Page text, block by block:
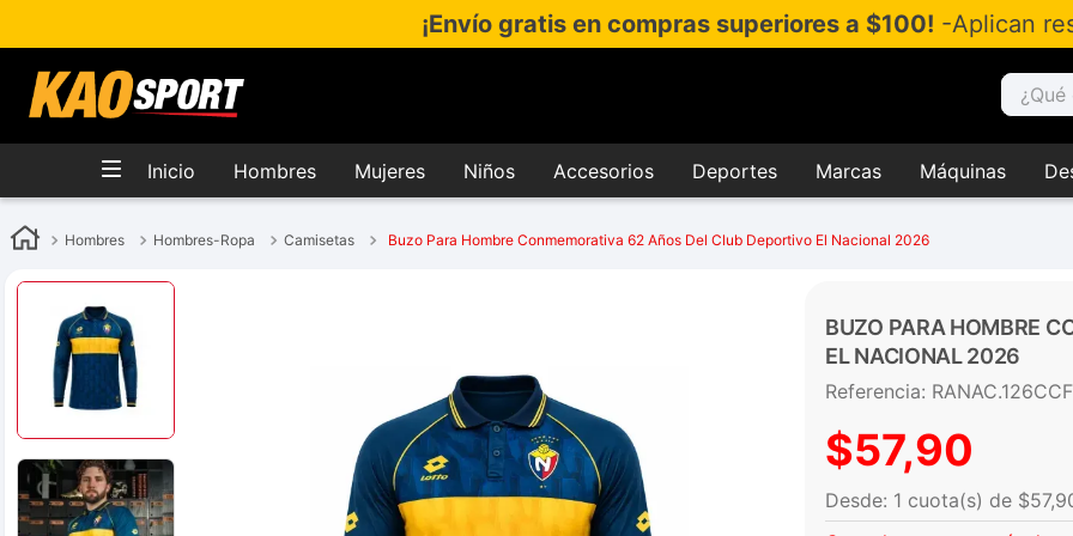
¡Envío gratis en compras superiores a $100! -Aplican
¿Qué
Inicio Hombres Mujeres Niños Accesorios Deportes Marcas Máquinas
Hombres Hombres-Ropa Camisetas Buzo Para Hombre Conmemorativa 62 Años Del Club Deportivo El Nacional 2026
BUZO PARA HOMBRE
EL NACIONAL 2026
Referencia:
$57,90
$57,